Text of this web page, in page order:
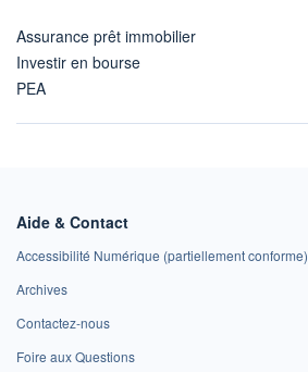
Assurance prêt immobilier
Investir en bourse
PEA
Aide & Contact
Accessibilité Numérique (partiellement conforme)
Archives
Contactez-nous
Foire aux Questions